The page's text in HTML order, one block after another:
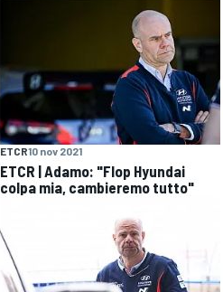
ETCR10 nov 2021
ETCR | Adamo: "Flop Hyundai
colpa mia, cambieremo tutto"